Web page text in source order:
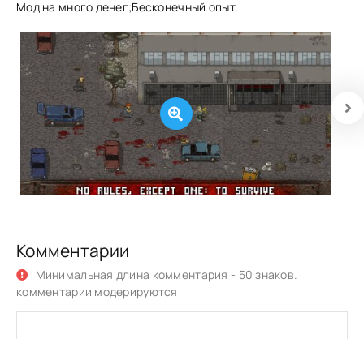
Мод на много денег;Бесконечный опыт.
Комментарии
Минимальная длина комментария - 50 знаков.
комментарии модерируются